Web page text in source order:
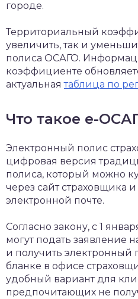
городе.
Территориальный
увеличить, так и
полиса ОСАГО.
коэффициенте
актуальнаятаблица по
Что такое е-
Электронный полис
цифровая версия
полиса, который можно
через сайт страховщика
электронной почте.
Согласно закону, с 1
могут подать заявление
и получить электронный
бланке в офисе
удобный вариант для
предпочитающих не